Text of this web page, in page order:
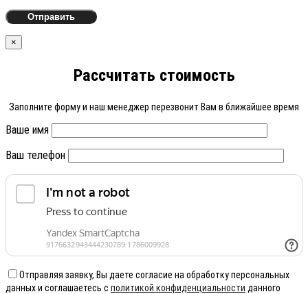
×
Рассчитать стоимость
Заполните форму и наш менеджер перезвонит Вам в ближайшее время
Ваше имя
Ваш телефон
Отправляя заявку, Вы даете согласие на обработку персональных
данных и соглашаетесь с политикой конфиденциальности данного